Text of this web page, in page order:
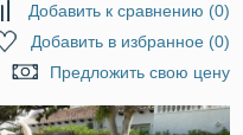
Добавить к сравнению (0)
Добавить в избранное(0)
Предложить свою цену